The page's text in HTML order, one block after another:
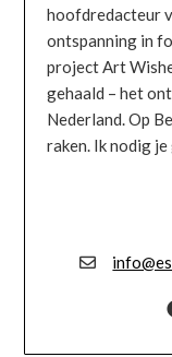
hoofdredacteur
ontspanning in
project Art
gehaald – het
Nederland. Op
raken. Ik nodig